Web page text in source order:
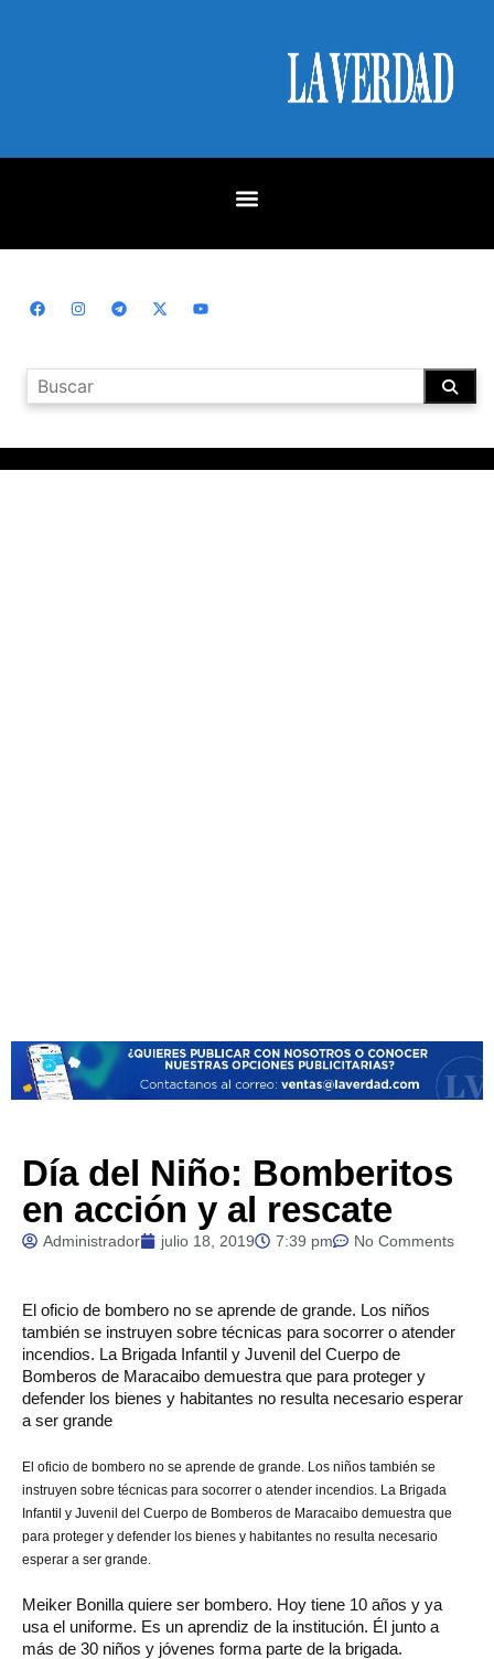
Día del Niño: Bomberitos
en acción y al rescate
Administrador julio 18, 2019 7:39 pm No Comments
El oficio de bombero no se aprende de grande. Los niños
también se instruyen sobre técnicas para socorrer o atender
incendios. La Brigada Infantil y Juvenil del Cuerpo de
Bomberos de Maracaibo demuestra que para proteger y
defender los bienes y habitantes no resulta necesario esperar
a ser grande
El oficio de bombero no se aprende de grande. Los niños también se
instruyen sobre técnicas para socorrer o atender incendios. La Brigada
Infantil y Juvenil del Cuerpo de Bomberos de Maracaibo demuestra que
para proteger y defender los bienes y habitantes no resulta necesario
esperar a ser grande.
Meiker Bonilla quiere ser bombero. Hoy tiene 10 años y ya
usa el uniforme. Es un aprendiz de la institución. Él junto a
más de 30 niños y jóvenes forma parte de la brigada.